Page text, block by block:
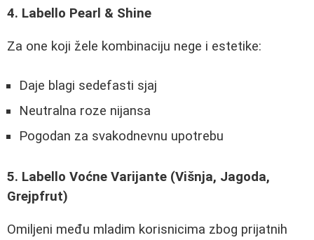
4. Labello Pearl & Shine
Za one koji žele kombinaciju nege i estetike:
Daje blagi sedefasti sjaj
Neutralna roze nijansa
Pogodan za svakodnevnu upotrebu
5. Labello Voćne Varijante (Višnja, Jagoda,
Grejpfrut)
Omiljeni među mladim korisnicima zbog prijatnih